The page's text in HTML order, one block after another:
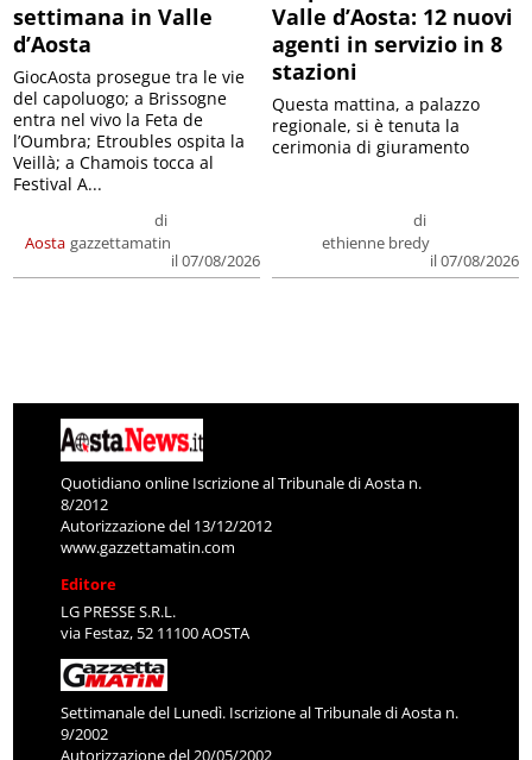
settimana in Valle
d’Aosta
Aosta
di
gazzettamatin
il 07/08/2026
GiocAosta prosegue tra le vie
del capoluogo; a Brissogne
entra nel vivo la Feta de
l’Oumbra; Etroubles ospita la
Veillà; a Chamois tocca al
Festival A...
Valle d’Aosta: 12 nuovi
agenti in servizio in 8
stazioni
di
ethienne bredy
il 07/08/2026
Questa mattina, a palazzo
regionale, si è tenuta la
cerimonia di giuramento
Quotidiano online Iscrizione al Tribunale di Aosta n.
8/2012
Autorizzazione del 13/12/2012
www.gazzettamatin.com
Editore
LG PRESSE S.R.L.
via Festaz, 52 11100 AOSTA
Settimanale del Lunedì. Iscrizione al Tribunale di Aosta n.
9/2002
Autorizzazione del 20/05/2002